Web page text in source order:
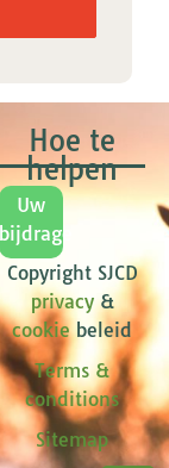
Hoe te
helpen
Uw
bijdrage
Copyright SJCD
privacy&
cookiebeleid
Terms &
conditions
Sitemap